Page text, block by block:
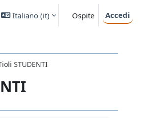
Italiano ‎(it)‎ Ospite Accedi
STUDENTI